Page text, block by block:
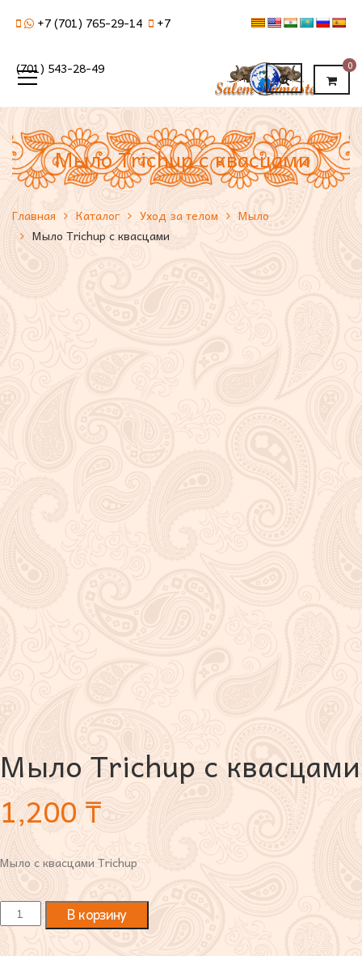
+7 (701) 765-29-14 +7
(701) 543-28-49 0
Мыло Trichup с квасцами
Главная Каталог Уход за телом
Мыло
Мыло Trichup с квасцами
Мыло Trichup с квасцами
1,200 ₸
Мыло с квасцами Trichup
В корзину